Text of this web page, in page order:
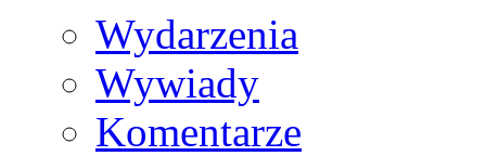
Wydarzenia
Wywiady
Komentarze